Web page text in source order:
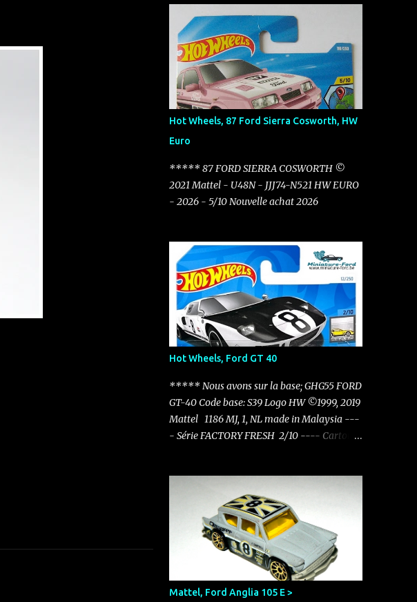
Hot Wheels, 87 Ford Sierra Cosworth, HW
Euro
***** 87 FORD SIERRA COSWORTH ©
2021 Mattel - U48N - JJJ74-N521 HW EURO
- 2026 - 5/10 Nouvelle achat 2026
Hot Wheels, Ford GT 40
***** Nous avons sur la base; GHG55 FORD
GT-40 Code base: S39 Logo HW ©1999, 2019
Mattel 1186 MJ, 1, NL made in Malaysia ---
- Série FACTORY FRESH 2/10 ---- Carton:
Mattel, Ford Anglia 105 E >